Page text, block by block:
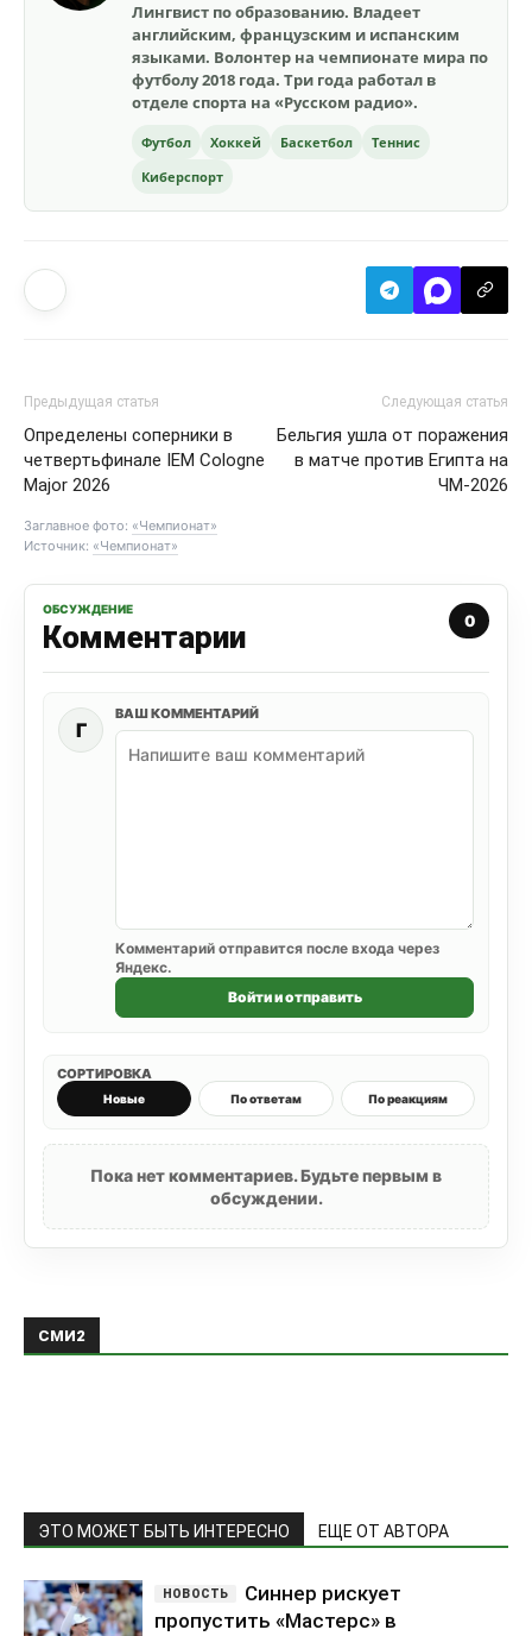
Лингвист по образованию. Владеет
английским, французским и испанским
языками. Волонтер на чемпионате мира по
футболу 2018 года. Три года работал в
отделе спорта на «Русском радио».
Футбол Хоккей Баскетбол
Теннис
Киберспорт
Предыдущая статья
Определены соперники в
четвертьфинале IEM Cologne
Major 2026
Следующая статья
Бельгия ушла от поражения
в матче против Египта на
ЧМ-2026
Заглавное фото: «Чемпионат»
Источник: «Чемпионат»
ОБСУЖДЕНИЕ
Комментарии 0
Г
ВАШ КОММЕНТАРИЙ
Комментарий отправится после входа через
Яндекс.
Войти и отправить
СОРТИРОВКА
Новые По ответам По реакциям
Пока нет комментариев. Будьте первым в
обсуждении.
СМИ2
ЭТО МОЖЕТ БЫТЬ ИНТЕРЕСНО ЕЩЕ ОТ АВТОРА
Синнер рискует
пропустить «Мастерс» в